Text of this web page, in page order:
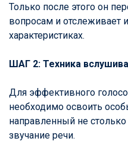
Только после этого он
вопросам и отслеживает
характеристиках.
ШАГ 2: Техника
Для эффективного
необходимо освоить
направленный не
звучание речи.